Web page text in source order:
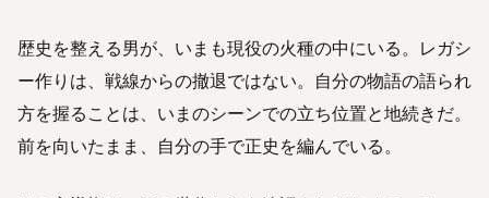
歴史を整える男が、いまも現役の火種の中にいる。レガシ
ー作りは、戦線からの撤退ではない。自分の物語の語られ
方を握ることは、いまのシーンでの立ち位置と地続きだ。
前を向いたまま、自分の手で正史を編んでいる。